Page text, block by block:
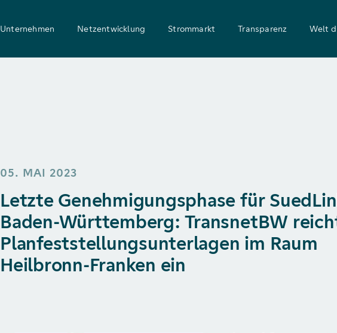
Unternehmen Netzentwicklung Strommarkt Transparenz Welt
05. MAI 2023
Letzte Genehmigungsphase für
Baden-Württemberg: TransnetBW
Planfeststellungsunterlagen im Raum
Heilbronn-Franken ein